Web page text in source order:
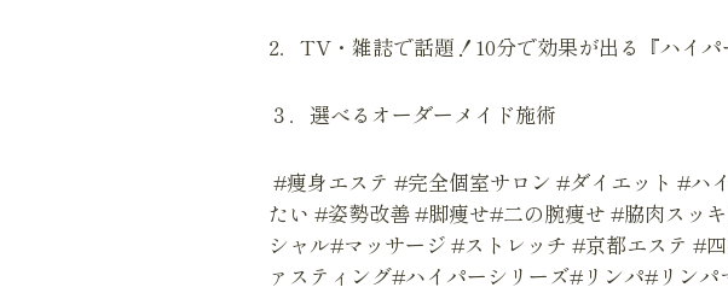
2．TV・雑誌で話題！10分で効果が出る『ハイ
３．選べるオーダーメイド施術
#痩身エステ #完全個室サロン #ダイエット #ハ
たい #姿勢改善 #脚痩せ#二の腕痩せ #脇肉スッ
シャル#マッサージ #ストレッチ #京都エステ
ァスティング#ハイパーシリーズ#リンパ#リン